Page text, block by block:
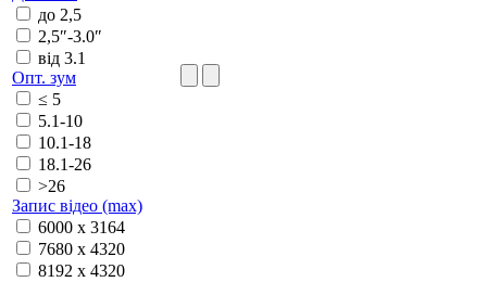
до 2,5
2,5″-3.0″
від 3.1
Опт. зум
≤ 5
5.1-10
10.1-18
18.1-26
>26
Запис відео (max)
6000 x 3164
7680 x 4320
8192 x 4320